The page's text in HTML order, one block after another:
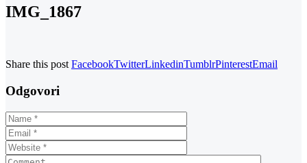
IMG_1867
Share this post FacebookTwitterLinkedinTumblrPinterestEmail
Odgovori